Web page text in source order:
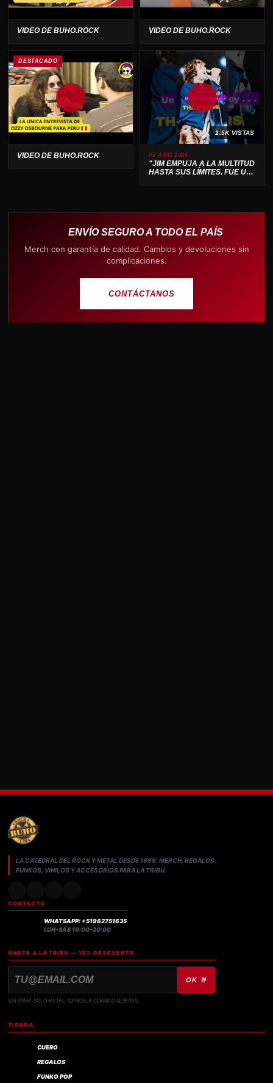
VIDEO DE BUHO.ROCK VIDEO DE BUHO.ROCK
DESTACADO
VIDEO DE BUHO.ROCK
1.5K VISTAS
05 AGO 2026
"JIM EMPUJA A LA MULTITUD
HASTA SUS LÍMITES. FUE UN
ENVÍO SEGURO A TODO EL PAÍS
Merch con garantía de calidad. Cambios y devoluciones sin
complicaciones.
CONTÁCTANOS
LA CATEDRAL DEL ROCK Y METAL DESDE 1999. MERCH, REGALOS,
FUNKOS, VINILOS Y ACCESORIOS PARA LA TRIBU.
CONTACTO
WHATSAPP: +51962751635
LUN–SÁB 10:00–20:00
ÚNETE A LA TRIBU — 15% DESCUENTO
OK 🤘
SIN SPAM. SOLO METAL. CANCELA CUANDO QUIERAS.
TIENDA
CUERO
REGALOS
FUNKO POP